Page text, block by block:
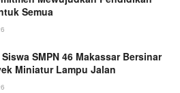
Semua
SMPN 46 Makassar Bersinar
Miniatur Lampu Jalan